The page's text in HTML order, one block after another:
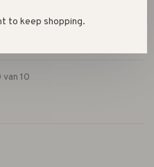
van 10
to keep shopping.